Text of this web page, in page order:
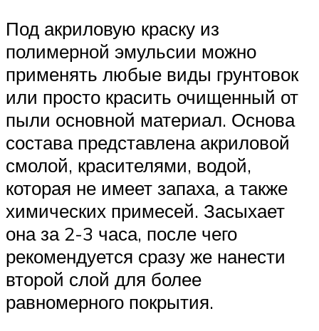
Под акриловую краску из
полимерной эмульсии можно
применять любые виды грунтовок
или просто красить очищенный от
пыли основной материал. Основа
состава представлена акриловой
смолой, красителями, водой,
которая не имеет запаха, а также
химических примесей. Засыхает
она за 2-3 часа, после чего
рекомендуется сразу же нанести
второй слой для более
равномерного покрытия.